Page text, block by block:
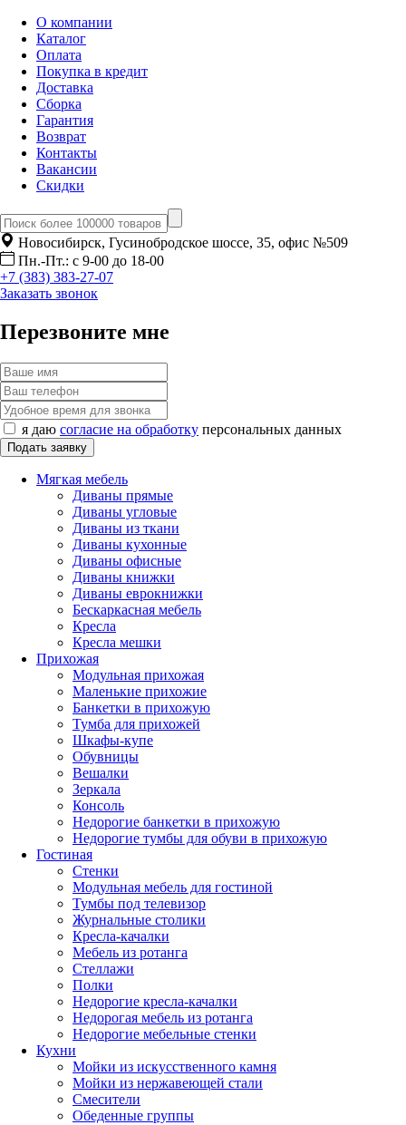
О компании
Каталог
Оплата
Покупка в кредит
Доставка
Сборка
Гарантия
Возврат
Контакты
Вакансии
Скидки
Новосибирск, Гусинобродское шоссе, 35, офис №509
Пн.-Пт.: с 9-00 до 18-00
+7 (383) 383-27-07
Заказать звонок
Перезвоните мне
я даю согласие на обработку персональных данных
Мягкая мебель
Диваны прямые
Диваны угловые
Диваны из ткани
Диваны кухонные
Диваны офисные
Диваны книжки
Диваны еврокнижки
Бескаркасная мебель
Кресла
Кресла мешки
Прихожая
Модульная прихожая
Маленькие прихожие
Банкетки в прихожую
Тумба для прихожей
Шкафы-купе
Обувницы
Вешалки
Зеркала
Консоль
Недорогие банкетки в прихожую
Недорогие тумбы для обуви в прихожую
Гостиная
Стенки
Модульная мебель для гостиной
Тумбы под телевизор
Журнальные столики
Кресла-качалки
Мебель из ротанга
Стеллажи
Полки
Недорогие кресла-качалки
Недорогая мебель из ротанга
Недорогие мебельные стенки
Кухни
Мойки из искусственного камня
Мойки из нержавеющей стали
Смесители
Обеденные группы